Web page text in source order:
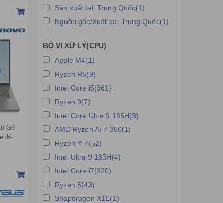
G9
i5-
UHD
|
Sản xuất tại: Trung Quốc(1)
Nguồn gốc/Xuất xứ: Trung Quốc(1)
BỘ VI XỬ LÝ(CPU)
Apple M4(1)
Ryzen R5(9)
Intel Core i5(361)
Ryzen 9(7)
Intel Core Ultra 9 185H(3)
AMD Ryzen AI 7 350(1)
Ryzen™ 7(52)
Intel Ultra 9 185H(4)
Intel Core i7(320)
Ryzen 5(43)
Snapdragon X1E(1)